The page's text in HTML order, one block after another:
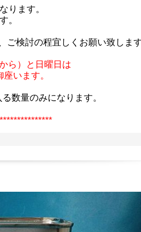
ります。
。
検討の程宜しくお願い致します
ら）と日曜日は
います。
数量のみになります。